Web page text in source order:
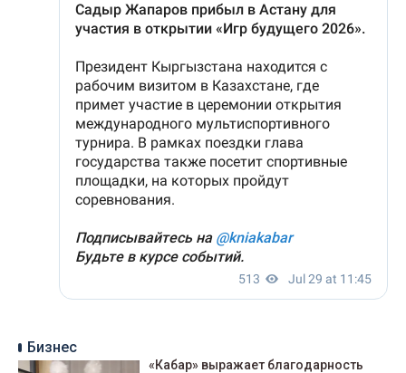
Бизнес
«Кабар» выражает благодарность